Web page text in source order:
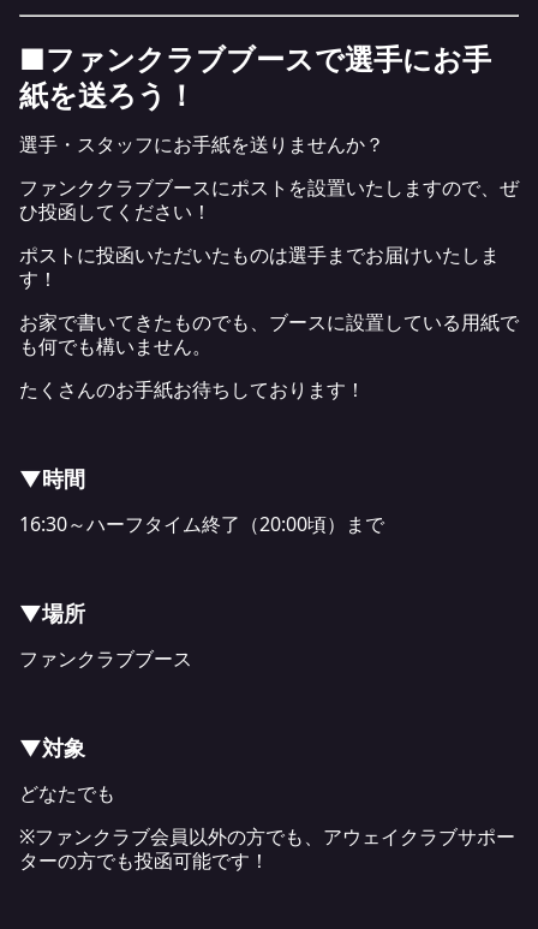
■ファンクラブブースで選手にお手
紙を送ろう！
選手・スタッフにお手紙を送りませんか？
ファンククラブブースにポストを設置いたしますので、ぜ
ひ投函してください！
ポストに投函いただいたものは選手までお届けいたしま
す！
お家で書いてきたものでも、ブースに設置している用紙で
も何でも構いません。
たくさんのお手紙お待ちしております！
▼時間
16:30～ハーフタイム終了（20:00頃）まで
▼場所
ファンクラブブース
▼対象
どなたでも
※ファンクラブ会員以外の方でも、アウェイクラブサポー
ターの方でも投函可能です！